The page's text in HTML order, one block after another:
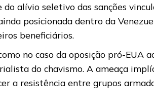
alívio seletivo das sanções
posicionada dentro da
beneficiários.
no caso da oposição pró-
do chavismo. A ameaça
a resistência entre grupos